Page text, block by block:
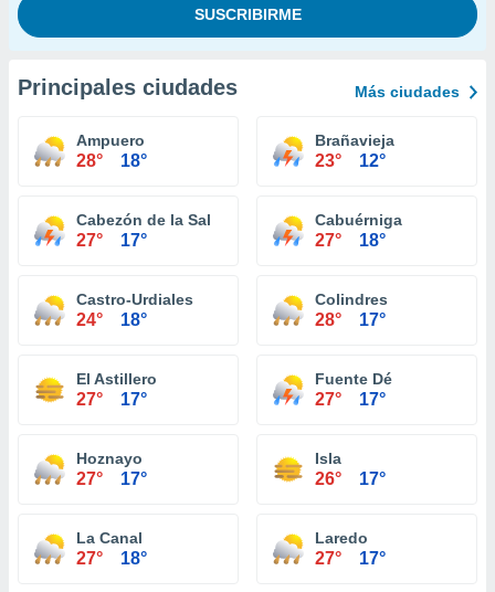
Principales ciudades Más ciudades
Ampuero
28° 18°
Brañavieja
23° 12°
Cabezón de la Sal
27° 17°
Cabuérniga
27° 18°
Castro-Urdiales
24° 18°
Colindres
28° 17°
El Astillero
27° 17°
Fuente Dé
27° 17°
Hoznayo
27° 17°
Isla
26° 17°
La Canal
27° 18°
Laredo
27° 17°